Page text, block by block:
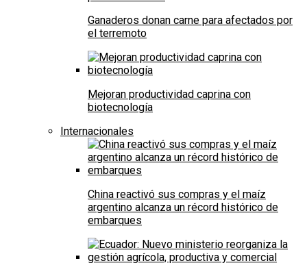
Ganaderos donan carne para afectados por
el terremoto
Mejoran productividad caprina con
biotecnología
Internacionales
China reactivó sus compras y el maíz
argentino alcanza un récord histórico de
embarques